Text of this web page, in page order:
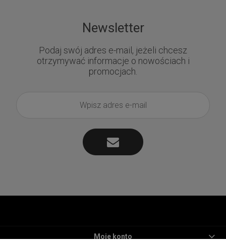
Newsletter
Podaj swój adres e-mail, jeżeli chcesz
otrzymywać informacje o nowościach i
promocjach.
Moje konto